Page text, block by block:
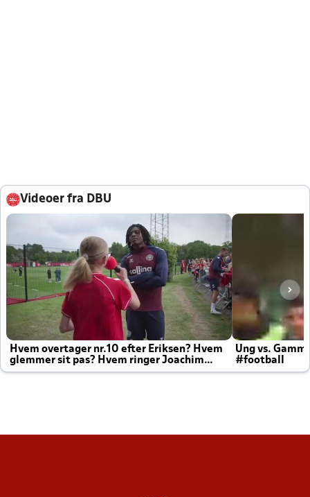
Videoer fra DBU
Hvem overtager nr.10 efter Eriksen? Hvem
glemmer sit pas? Hvem ringer Joachim
altid til efter kampe?
Ung vs.
#football